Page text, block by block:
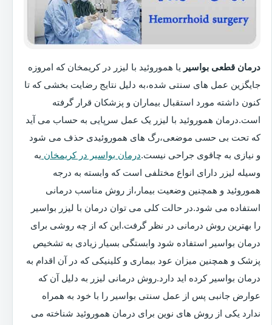
درمان قطعی بواسیر یا هموروئید با لیزر در کریمخان که امروزه
جایگزین عمل های سنتی شده،به دلیل نتایج رضایت بخشی که تا
کنون داشته مورد استقبال بیماران و پزشکان قرار گرفته
است.درمان هموروئید با لیزر یک عمل سرپایی به حساب می آید
که تحت بی حسی موضعی،رگ های هموروئیدی حذف می شود
و نیازی به چاقوی جراحی نیست.درمان بواسیر در کریمخان به
وسیله لیزر دارای انواع مختلفی است که وابسته به درجه
هموروئید و همچنین وضعیت بیمار،از روش مناسب درمانی
استفاده می شود.در حالت کلی می توان درمان با لیزر بواسیر
را بهترین روش درمانی در نظر گرفت.این که از چه روشی برای
درمان بواسیر استفاده شود وابستگی بسیار زیادی به تشخیص
پزشک و همچنین میزان عود بیماری و کلینیکی که در آن اقدام به
درمان بواسیر کرده اید دارد.روش درمانی لیزر به دلیل آن که
عوارض جانبی پس از عمل سنتی بواسیر را با خود به همراه
ندارد یکی از روش های نوین برای درمان هموروئید شناخته می